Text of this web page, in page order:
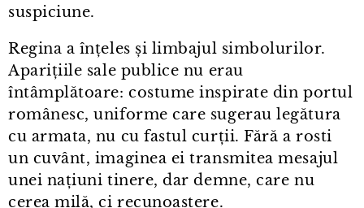
suspiciune.
Regina a înțeles și limbajul simbolurilor.
Aparițiile sale publice nu erau
întâmplătoare: costume inspirate din portul
românesc, uniforme care sugerau legătura
cu armata, nu cu fastul curții. Fără a rosti
un cuvânt, imaginea ei transmitea mesajul
unei națiuni tinere, dar demne, care nu
cerea milă, ci recunoaștere.